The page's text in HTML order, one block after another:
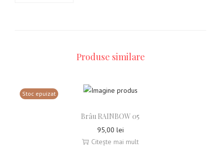
Produse similare
Stoc epuizat
Brâu RAINBOW 05
95,00 lei
Citește mai mult